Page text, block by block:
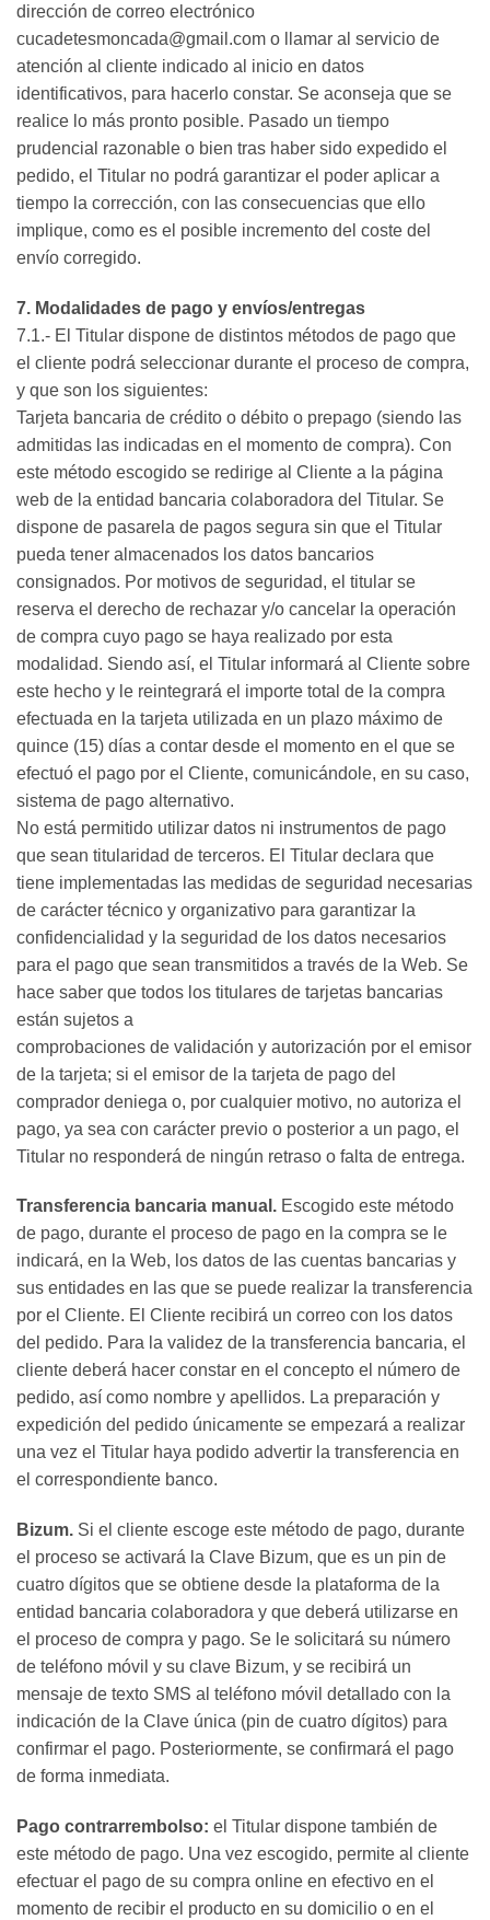
dirección de correo electrónico
cucadetesmoncada@gmail.com o llamar al servicio de
atención al cliente indicado al inicio en datos
identificativos, para hacerlo constar. Se aconseja que se
realice lo más pronto posible. Pasado un tiempo
prudencial razonable o bien tras haber sido expedido el
pedido, el Titular no podrá garantizar el poder aplicar a
tiempo la corrección, con las consecuencias que ello
implique, como es el posible incremento del coste del
envío corregido.
7. Modalidades de pago y envíos/entregas
7.1.- El Titular dispone de distintos métodos de pago que
el cliente podrá seleccionar durante el proceso de compra,
y que son los siguientes:
Tarjeta bancaria de crédito o débito o prepago (siendo las
admitidas las indicadas en el momento de compra). Con
este método escogido se redirige al Cliente a la página
web de la entidad bancaria colaboradora del Titular. Se
dispone de pasarela de pagos segura sin que el Titular
pueda tener almacenados los datos bancarios
consignados. Por motivos de seguridad, el titular se
reserva el derecho de rechazar y/o cancelar la operación
de compra cuyo pago se haya realizado por esta
modalidad. Siendo así, el Titular informará al Cliente sobre
este hecho y le reintegrará el importe total de la compra
efectuada en la tarjeta utilizada en un plazo máximo de
quince (15) días a contar desde el momento en el que se
efectuó el pago por el Cliente, comunicándole, en su caso,
sistema de pago alternativo.
No está permitido utilizar datos ni instrumentos de pago
que sean titularidad de terceros. El Titular declara que
tiene implementadas las medidas de seguridad necesarias
de carácter técnico y organizativo para garantizar la
confidencialidad y la seguridad de los datos necesarios
para el pago que sean transmitidos a través de la Web. Se
hace saber que todos los titulares de tarjetas bancarias
están sujetos a
comprobaciones de validación y autorización por el emisor
de la tarjeta; si el emisor de la tarjeta de pago del
comprador deniega o, por cualquier motivo, no autoriza el
pago, ya sea con carácter previo o posterior a un pago, el
Titular no responderá de ningún retraso o falta de entrega.
Transferencia bancaria manual. Escogido este método
de pago, durante el proceso de pago en la compra se le
indicará, en la Web, los datos de las cuentas bancarias y
sus entidades en las que se puede realizar la transferencia
por el Cliente. El Cliente recibirá un correo con los datos
del pedido. Para la validez de la transferencia bancaria, el
cliente deberá hacer constar en el concepto el número de
pedido, así como nombre y apellidos. La preparación y
expedición del pedido únicamente se empezará a realizar
una vez el Titular haya podido advertir la transferencia en
el correspondiente banco.
Bizum. Si el cliente escoge este método de pago, durante
el proceso se activará la Clave Bizum, que es un pin de
cuatro dígitos que se obtiene desde la plataforma de la
entidad bancaria colaboradora y que deberá utilizarse en
el proceso de compra y pago. Se le solicitará su número
de teléfono móvil y su clave Bizum, y se recibirá un
mensaje de texto SMS al teléfono móvil detallado con la
indicación de la Clave única (pin de cuatro dígitos) para
confirmar el pago. Posteriormente, se confirmará el pago
de forma inmediata.
Pago contrarrembolso: el Titular dispone también de
este método de pago. Una vez escogido, permite al cliente
efectuar el pago de su compra online en efectivo en el
momento de recibir el producto en su domicilio o en el